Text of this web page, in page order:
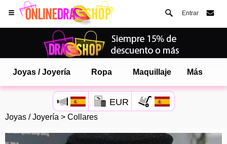
Entrar
Joyas / Joyería Ropa Maquillaje Más
EUR
Joyas / Joyería > Collares
Abre tu menú de Safari.